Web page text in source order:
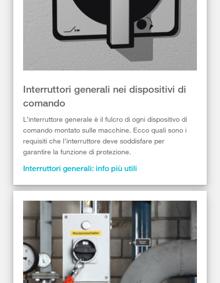
Interruttori generali nei dispositivi di
comando
L’interruttore generale è il fulcro di ogni dispositivo di
comando montato sulle macchine. Ecco quali sono i
requisiti che l’interruttore deve soddisfare per
garantire la funzione di protezione.
Interruttori generali: info più utili